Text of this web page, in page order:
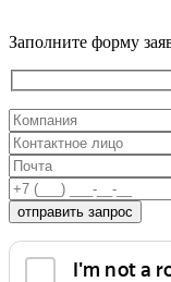
Заполните форму
отправить запрос